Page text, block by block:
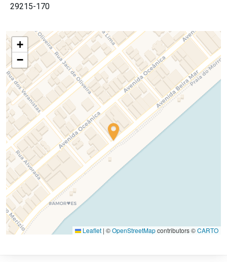
29215-170
+
−
Leaflet | ©OpenStreetMapcontributors ©CARTO